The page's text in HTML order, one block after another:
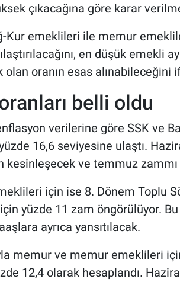
çıkacağına göre karar
Kur emeklileri ile memur
en düşük emekli
oranın esas alınabileceğini
belli oldu
verilerine göre SSK ve
16,6 seviyesine ulaştı.
kesinleşecek ve temmuz zammı
için ise 8. Dönem Toplu
için yüzde 11 zam öngörülüyor.
ayrıca yansıtılacak.
memur ve memur emeklileri
12,4 olarak hesaplandı.